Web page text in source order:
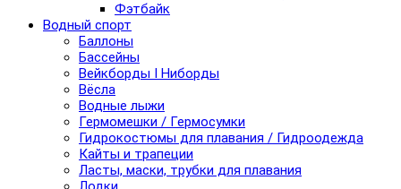
Фэтбайк
Водный спорт
Баллоны
Бассейны
Вейкборды I Ниборды
Вёсла
Водные лыжи
Гермомешки / Гермосумки
Гидрокостюмы для плавания / Гидроодежда
Кайты и трапеции
Ласты, маски, трубки для плавания